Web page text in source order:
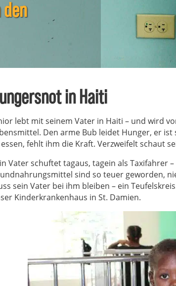
in Haiti
lebt mit seinem Vater in Haiti – und wird
Den arme Bub leidet Hunger, er
fehlt ihm die Kraft. Verzweifelt schaut
Vater schuftet tagaus, tagein als Taxifahrer
sind so teuer geworden,
sein Vater bei ihm bleiben – ein
Kinderkrankenhaus in St. Damien.